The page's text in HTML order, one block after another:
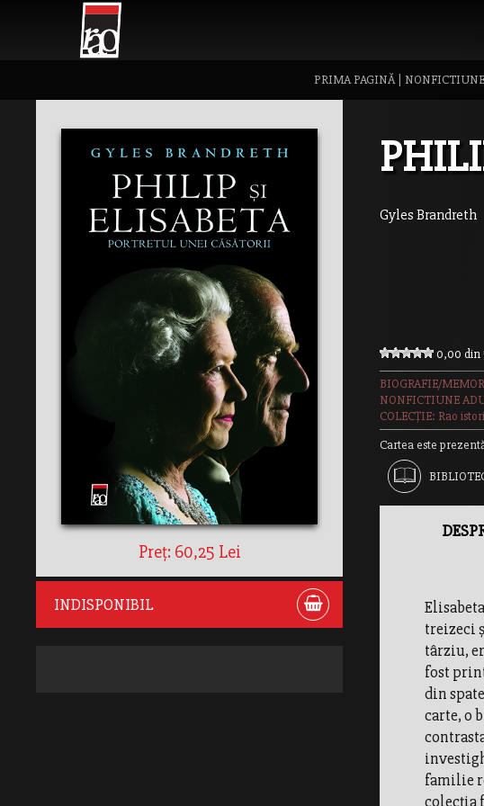
PRIMA PAGINĂ|
Preț: 60,25 Lei
INDISPONIBIL
Gyles Brandreth
0,00 din
BIOGRAFIE/
NONFICTIUNE
COLECȚIE: Rao
Cartea este
treizeci
târziu,
fost
din
carte, o
familie
colecţia